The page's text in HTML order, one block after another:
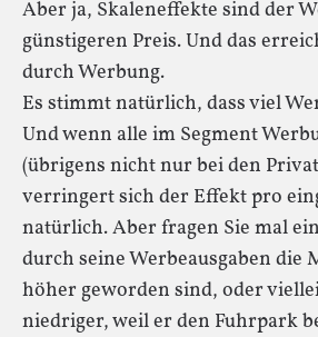
Aber ja, Skaleneffekte sind der
günstigeren Preis. Und das
durch Werbung.
Es stimmt natürlich, dass viel
Und wenn alle im Segment
(übrigens nicht nur bei den
verringert sich der Effekt pro
natürlich. Aber fragen Sie mal
durch seine Werbeausgaben die
höher geworden sind, oder
niedriger, weil er den Fuhrpark